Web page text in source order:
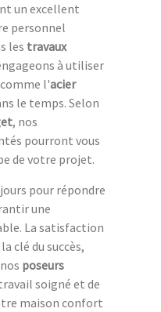
un excellent
personnel
les travaux
à utiliser
l'acier
le temps. Selon
, nos
pourront vous
de votre projet.
pour répondre
une
La satisfaction
clé du succès,
poseurs
soigné et de
maison confort